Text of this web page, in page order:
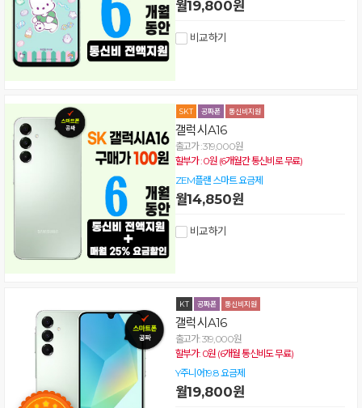
월19,800원
비교하기
갤럭시A16
출고가 : 319,000원
할부가 : 0원 (6개월간 통신비로 무료)
ZEM플랜 스마트 요금제
월14,850원
비교하기
갤럭시A16
출고가: 319,000원
할부가: 0원 (6개월 통신비도 무료)
Y주니어19.8 요금제
월19,800원